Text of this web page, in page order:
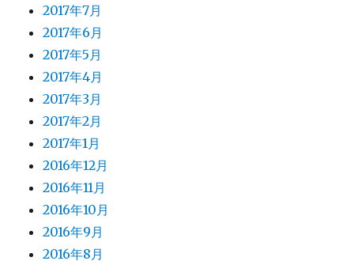
2017年7月
2017年6月
2017年5月
2017年4月
2017年3月
2017年2月
2017年1月
2016年12月
2016年11月
2016年10月
2016年9月
2016年8月